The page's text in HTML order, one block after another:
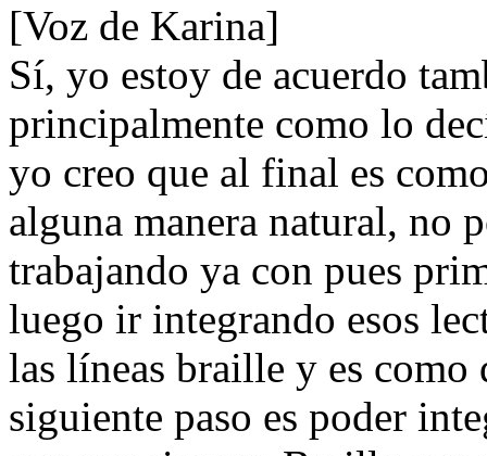
[Voz de Karina]
Sí, yo estoy de acuerdo
principalmente como lo
yo creo que al final es
alguna manera natural, no
trabajando ya con pues
luego ir integrando esos
las líneas braille y es como
siguiente paso es poder